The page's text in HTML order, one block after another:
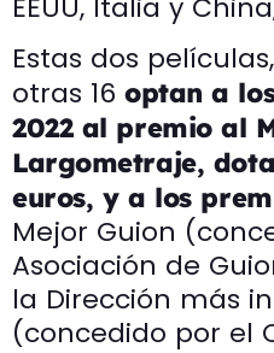
EEUU, Italia y
Estas dos
otras 16 optan a
2022 al premio al
Largometraje,
euros, y a los
Mejor Guion
Asociación de
la Dirección más
(concedido por el